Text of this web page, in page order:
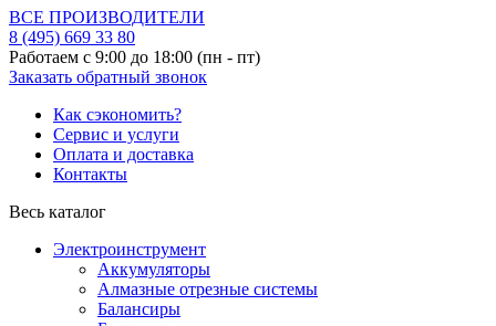
ВСЕ ПРОИЗВОДИТЕЛИ
8 (495) 669 33 80
Работаем с 9:00 до 18:00 (пн - пт)
Заказать обратный звонок
Как сэкономить?
Сервис и услуги
Оплата и доставка
Контакты
Весь каталог
Электроинструмент
Аккумуляторы
Алмазные отрезные системы
Балансиры